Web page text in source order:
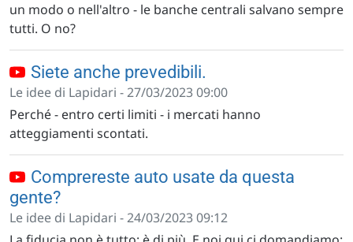
un modo o nell'altro - le banche centrali salvano sempre
tutti. O no?
Siete anche prevedibili.
Le idee di Lapidari - 27/03/2023 09:00
Perché - entro certi limiti - i mercati hanno
atteggiamenti scontati.
Comprereste auto usate da questa
gente?
Le idee di Lapidari - 24/03/2023 09:12